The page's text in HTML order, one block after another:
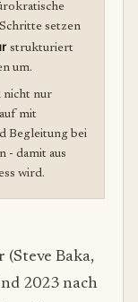
setzen
strukturiert
um.
nicht nur
mit
Begleitung bei
- damit aus
wird.
(Steve Baka,
2023 nach